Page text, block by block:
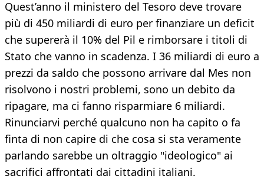
Quest’anno il ministero del Tesoro deve trovare
più di 450 miliardi di euro per finanziare un deficit
che supererà il 10% del Pil e rimborsare i titoli di
Stato che vanno in scadenza. I 36 miliardi di euro a
prezzi da saldo che possono arrivare dal Mes non
risolvono i nostri problemi, sono un debito da
ripagare, ma ci fanno risparmiare 6 miliardi.
Rinunciarvi perché qualcuno non ha capito o fa
finta di non capire di che cosa si sta veramente
parlando sarebbe un oltraggio "ideologico" ai
sacrifici affrontati dai cittadini italiani.